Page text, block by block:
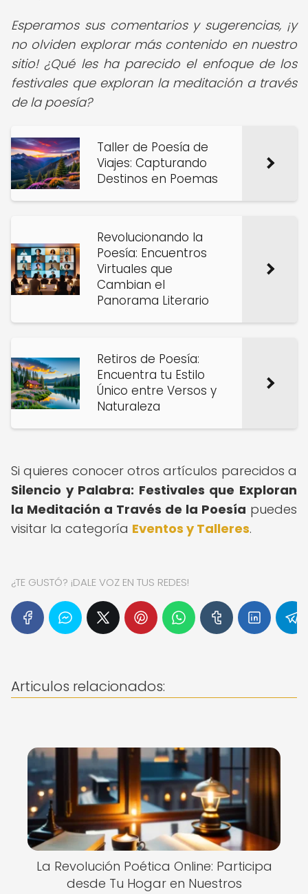
Esperamos sus comentarios y sugerencias, ¡y
no olviden explorar más contenido en nuestro
sitio! ¿Qué les ha parecido el enfoque de los
festivales que exploran la meditación a través
de la poesía?
Taller de Poesía de
Viajes: Capturando
Destinos en Poemas
Revolucionando la
Poesía: Encuentros
Virtuales que
Cambian el
Panorama Literario
Retiros de Poesía:
Encuentra tu Estilo
Único entre Versos y
Naturaleza
Si quieres conocer otros artículos parecidos a
Silencio y Palabra: Festivales que Exploran
la Meditación a Través de la Poesía puedes
visitar la categoría Eventos y Talleres.
¿TE GUSTÓ? ¡DALE VOZ EN TUS REDES!
Articulos relacionados:
La Revolución Poética Online: Participa
desde Tu Hogar en Nuestros